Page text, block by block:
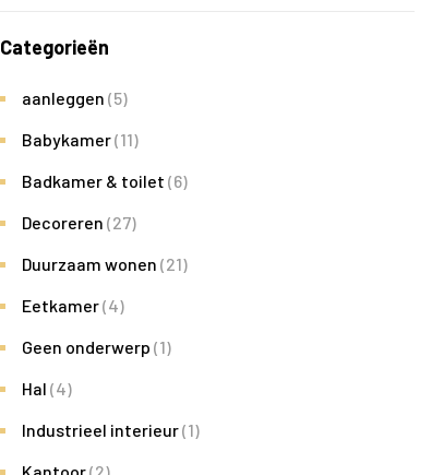
Categorieën
aanleggen (5)
Babykamer(11)
Badkamer & toilet (6)
Decoreren (27)
Duurzaam wonen (21)
Eetkamer(4)
Geen onderwerp (1)
Hal (4)
Industrieel interieur(1)